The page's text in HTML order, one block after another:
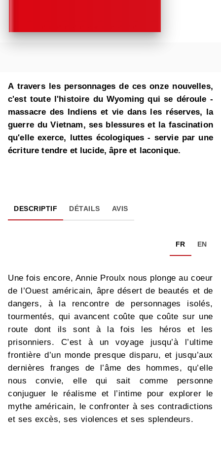
A travers les personnages de ces onze nouvelles,
c'est toute l'histoire du Wyoming qui se déroule -
massacre des Indiens et vie dans les réserves, la
guerre du Vietnam, ses blessures et la fascination
qu'elle exerce, luttes écologiques - servie par une
écriture tendre et lucide, âpre et laconique.
DESCRIPTIF DÉTAILS AVIS
FR EN
Une fois encore, Annie Proulx nous plonge au coeur
de l’Ouest américain, âpre désert de beautés et de
dangers, à la rencontre de personnages isolés,
tourmentés, qui avancent coûte que coûte sur une
route dont ils sont à la fois les héros et les
prisonniers. C’est à un voyage jusqu’à l’ultime
frontière d’un monde presque disparu, et jusqu’aux
dernières franges de l’âme des hommes, qu’elle
nous convie, elle qui sait comme personne
conjuguer le réalisme et l’intime pour explorer le
mythe américain, le confronter à ses contradictions
et ses excès, ses violences et ses splendeurs.